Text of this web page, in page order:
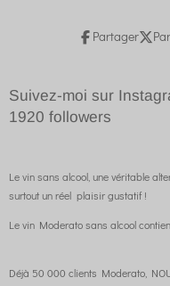
Partager
Suivez-moi sur
1920 followers
Le vin sans alcool, une véritable
surtout un réel plaisir gustatif !
Le vin Moderato sans alcool
Déjà 50 000 clients Moderato,